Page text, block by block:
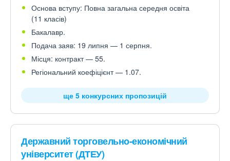
Основа вступу: Повна загальна середня освіта
(11 класів)
Бакалавр.
Подача заяв: 19 липня — 1 серпня.
Місця: контракт — 55.
Регіональний коефіцієнт — 1.07.
ще 5 конкурсних пропозицій
Державний торговельно-економічний
університет (ДТЕУ)